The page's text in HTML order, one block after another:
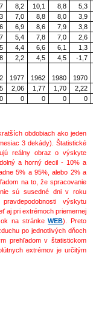
8,2 10,1 8,8 5,3
7,0 8,8 8,0 3,9
6,9 8,6 7,9 3,8
5,4 7,8 7,0 2,6
4,4 6,6 6,1 1,3
2,2 4,5 4,5 -1,7
1977 1962 1980 1970
2,06 1,77 1,70 2,22
0 0 0 0 0
obdobiach ako jeden
3 dekády). Štatistické
reálny obraz o výskyte
a horný decil - 10% a
5% a 95%, alebo 2% a
na to, že spracovanie
sú susedné dni v roku
výskytu
aj pri extrémoch priemernej
na stránkeWEB). Preto
po jednotlivých dňoch
prehľadom v štatistickom
extrémov je určitým